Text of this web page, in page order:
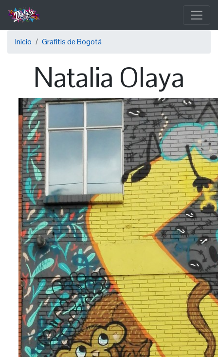
Pasar
contenido
principalSobrescribir
ayuda
navegación
Inicio Grafitis de Bogotá
Natalia Olaya